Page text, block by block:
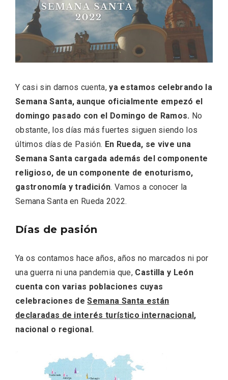
Y casi sin darnos cuenta,ya estamos celebrando la
Semana Santa, aunque oficialmente empezó el
domingo pasado con el Domingo de Ramos. No
obstante, los días más fuertes siguen siendo los
últimos días de Pasión. En Rueda, se vive una
Semana Santa cargada además del componente
religioso, de un componente de enoturismo,
gastronomía y tradición. Vamos a conocer la
Semana Santa en Rueda 2022.
Días de pasión
Ya os contamos hace años, años no marcados ni por
una guerra ni una pandemia que, Castilla y León
cuenta con varias poblaciones cuyas
celebraciones deSemana Santa están
declaradas de interés turístico internacional,
nacional o regional.
ACCEDER
Ultimas entradas
Fiesta de los Fueros 2026 de Sepúlveda
y Feria de Artesanía